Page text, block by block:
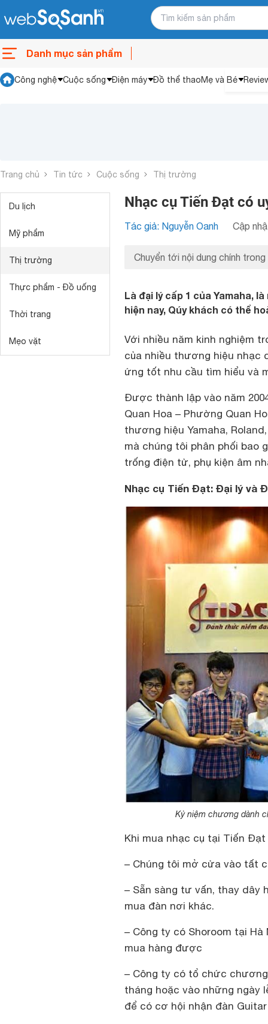
Danh mục sản phẩm
Công nghệ Cuộc sống Điện máy Đồ thể thaoMẹ và Bé
Trang chủ Tin tức Cuộc sống Thị trường
Du lịch
Mỹ phẩm
Thị trường
Thực phẩm - Đồ uống
Thời trang
Mẹo vặt
Nhạc cụ Tiến Đạt có
Tác giả: Nguyễn Oanh Cập
Chuyển tới nội dung chính trong
Là đại lý cấp 1 của Yamaha,
hiện nay, Qúy khách có thể
Với nhiều năm kinh nghiệm
của nhiều thương hiệu nhạc
ứng tốt nhu cầu tìm hiểu và
Được thành lập vào năm
Quan Hoa – Phường Quan
thương hiệu Yamaha,
mà chúng tôi phân phối bao
trống điện tử, phụ kiện âm
Nhạc cụ Tiến Đạt: Đại lý và
Kỷ niệm chương dành
Khi mua nhạc cụ tại Tiến
– Chúng tôi mở cửa vào tất
– Sẵn sàng tư vấn, thay dây
mua đàn nơi khác.
– Công ty có Shoroom tại
mua hàng được
– Công ty có tổ chức
tháng hoặc vào những ngày
để có cơ hội nhận đàn